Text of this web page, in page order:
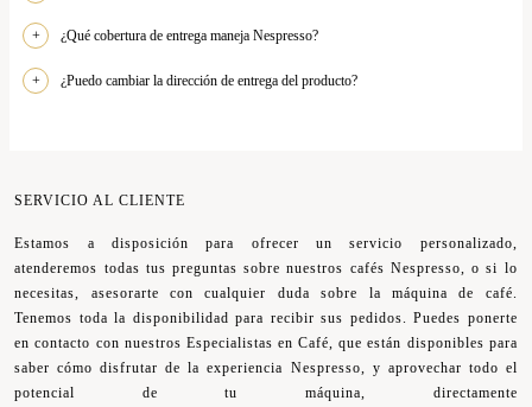
¿Qué cobertura de entrega maneja Nespresso?
¿Puedo cambiar la dirección de entrega del producto?
SERVICIO AL CLIENTE
Estamos a disposición para ofrecer un servicio personalizado,
atenderemos todas tus preguntas sobre nuestros cafés Nespresso, o si lo
necesitas, asesorarte con cualquier duda sobre la máquina de café.
Tenemos toda la disponibilidad para recibir sus pedidos. Puedes ponerte
en contacto con nuestros Especialistas en Café, que están disponibles para
saber cómo disfrutar de la experiencia Nespresso, y aprovechar todo el
potencial de tu máquina, directamente